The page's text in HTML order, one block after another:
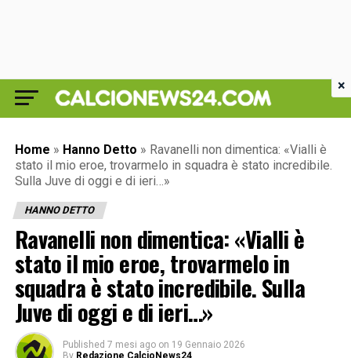
Home » Hanno Detto » Ravanelli non dimentica: «Vialli è
stato il mio eroe, trovarmelo in squadra è stato incredibile.
Sulla Juve di oggi e di ieri…»
HANNO DETTO
Ravanelli non dimentica: «Vialli è
stato il mio eroe, trovarmelo in
squadra è stato incredibile. Sulla
Juve di oggi e di ieri…»
Published 7 mesi ago on 19 Gennaio 2026
By Redazione CalcioNews24
×